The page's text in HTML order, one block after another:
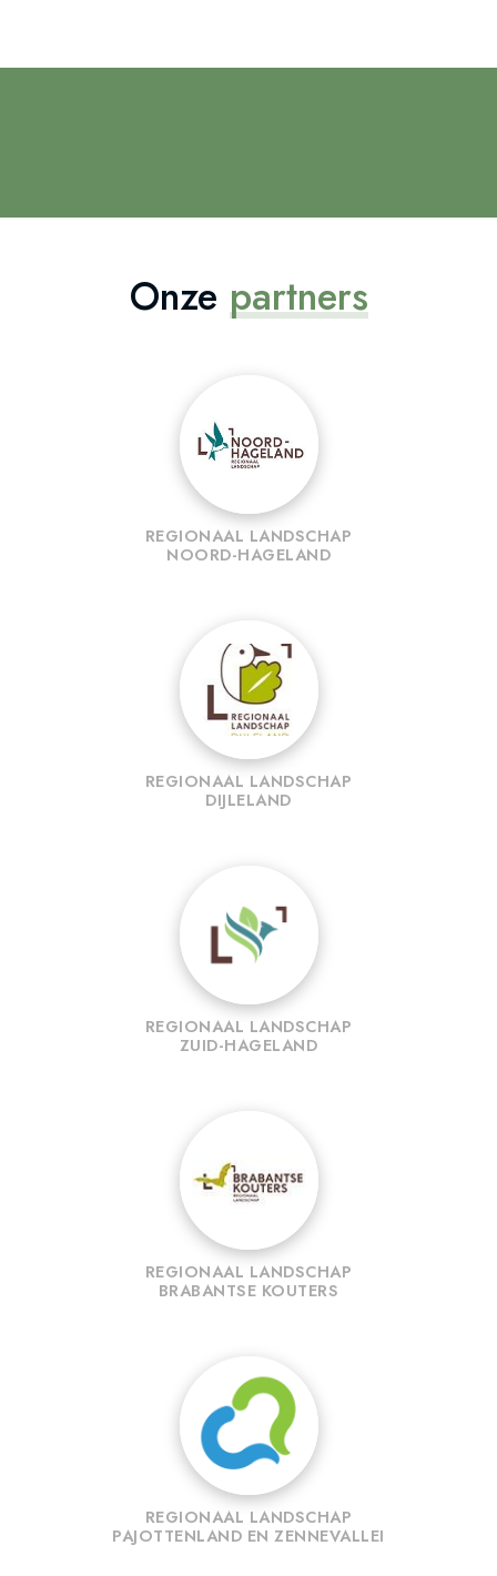
Onze partners
REGIONAAL LANDSCHAP
NOORD-HAGELAND
REGIONAAL LANDSCHAP
DIJLELAND
REGIONAAL LANDSCHAP
ZUID-HAGELAND
REGIONAAL LANDSCHAP
BRABANTSE KOUTERS
REGIONAAL LANDSCHAP
PAJOTTENLAND EN ZENNEVALLEI